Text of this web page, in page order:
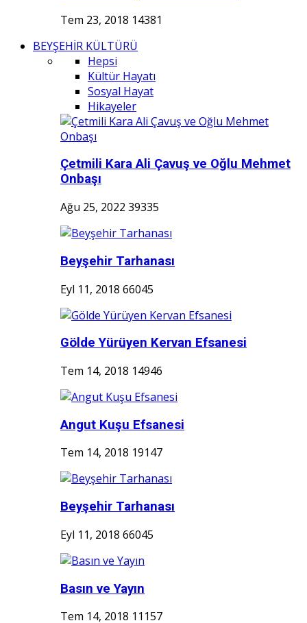
Tem 23, 2018 14381
BEYŞEHİR KÜLTÜRÜ
Hepsi
Kültür Hayatı
Sosyal Hayat
Hikayeler
Çetmili Kara Ali Çavuş ve Oğlu Mehmet
Onbaşı
Ağu 25, 2022 39335
Beyşehir Tarhanası
Eyl 11, 2018 66045
Gölde Yürüyen Kervan Efsanesi
Tem 14, 2018 14946
Angut Kuşu Efsanesi
Tem 14, 2018 19147
Beyşehir Tarhanası
Eyl 11, 2018 66045
Basın ve Yayın
Tem 14, 2018 11157